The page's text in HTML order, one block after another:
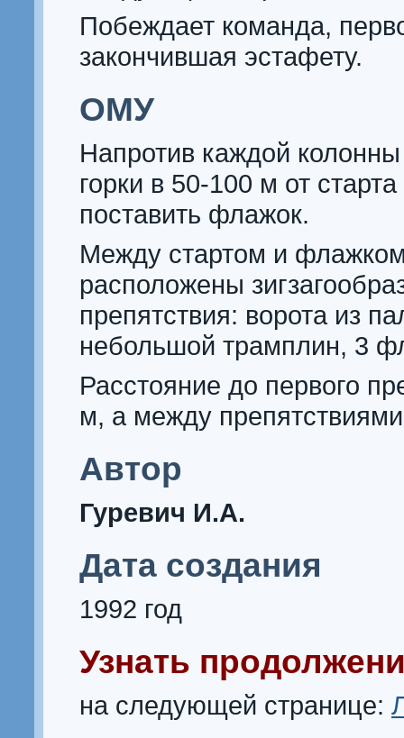
Побеждает команда,
закончившая эстафету.
ОМУ
Напротив каждой
горки в 50-100 м от
поставить флажок.
Между стартом и
расположены
препятствия: ворота из
небольшой трамплин, 3
Расстояние до первого
м, а между
Автор
Гуревич И.А.
Дата создания
1992 год
Узнать
на следующей странице: